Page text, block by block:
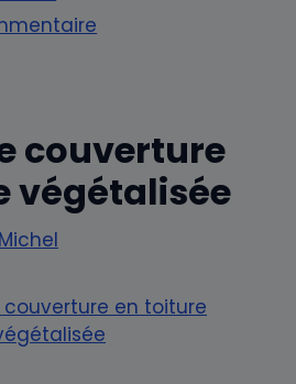
couverture
végétalisée
Michel